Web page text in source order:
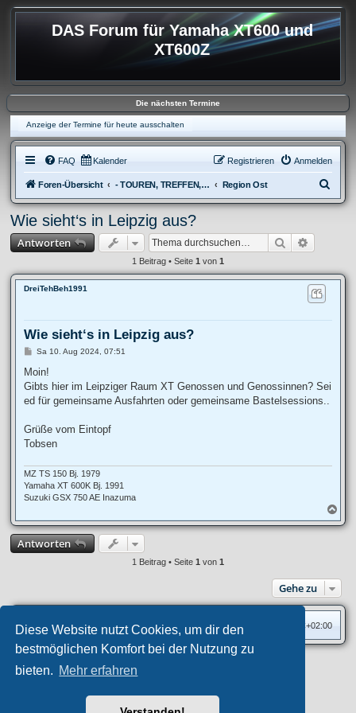
Diese Website nutzt Cookies, um dir den
bestmöglichen Komfort bei der Nutzung zu
bieten. Mehr erfahren
DAS Forum für Yamaha XT600 und
XT600Z
Die nächsten Termine
Anzeige der Termine für heute ausschalten
FAQ Kalender Anmelden
Registrieren
Foren-Übersicht - TOUREN, TREFFEN, REISEBERICHTE & REGIONALES Region Ost
u
Wie sieht‘s in Leipzig aus?
Antworten Suche
1 Beitrag • Seite 1 von 1
DreiTehBeh1991
Wie sieht‘s in Leipzig aus?
B
i
r
a
Sa 10. Aug 2024, 07:51
Moin!
Gibts hier im Leipziger Raum XT Genossen und Genossinnen? Sei
ed für gemeinsame Ausfahrten oder gemeinsame Bastelsessions..
Grüße vom Eintopf
Tobsen
MZ TS 150 Bj. 1979
Yamaha XT 600K Bj. 1991
Suzuki GSX 750 AE Inazuma
a
c
Antworten
1 Beitrag • Seite 1 von 1
Gehe zu
Foren-Übersicht Alle Zeiten sind UTC+02:00
Privates Forum ©
Powered byphpBB® Forum Software © phpBB Limited
Deutsche Übersetzung durch